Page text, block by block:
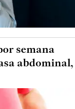
semana
abdominal,